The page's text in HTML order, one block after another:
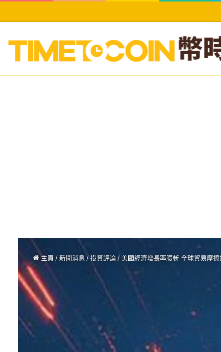
主頁 /新聞消息 /投資評論 /美國經濟增長率腰斬 全球貿易摩擦